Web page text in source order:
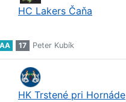
HC Lakers Čaňa
AA 17 Peter Kubík
HK Trstené pri Hornáde